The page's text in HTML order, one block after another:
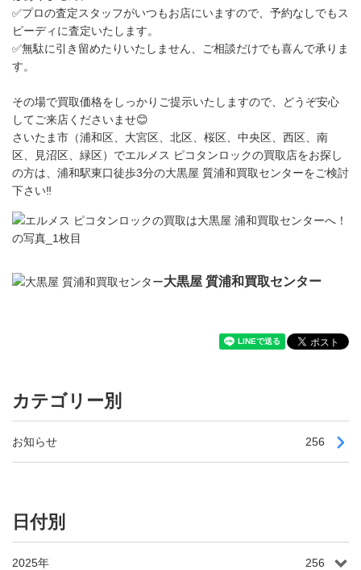
✅プロの査定スタッフがいつもお店にいますので、予約なしでもス
ピーディに査定いたします。
✅無駄に引き留めたりいたしません、ご相談だけでも喜んで承りま
す。
その場で買取価格をしっかりご提示いたしますので、どうぞ安心
してご来店くださいませ😊
さいたま市（浦和区、大宮区、北区、桜区、中央区、西区、南
区、見沼区、緑区）でエルメス ピコタンロックの買取店をお探し
の方は、浦和駅東口徒歩3分の大黒屋 質浦和買取センターをご検討
下さい‼️
大黒屋 質浦和買取センター
カテゴリー別
お知らせ 256
日付別
2025年 256